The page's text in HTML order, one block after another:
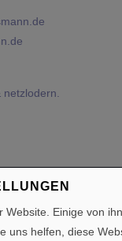
netzlodern
Website. Einige von
uns helfen, diese